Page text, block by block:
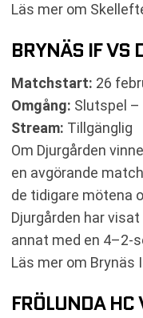
Läs mer om
BRYNÄS IF VS
Matchstart: 26
Omgång: Slutspel –
Stream: Tillgänglig
Om Djurgården
en avgörande
de tidigare mötena
Djurgården har
annat med en 4–2-
Läs mer om Brynäs
FRÖLUNDA